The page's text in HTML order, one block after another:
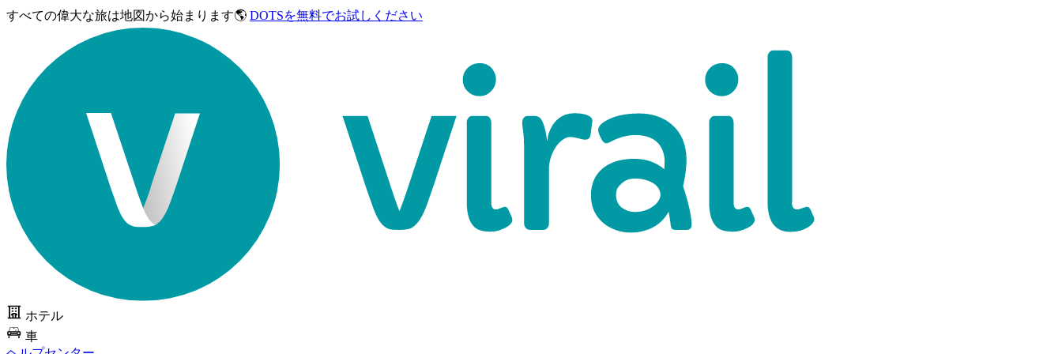
すべての偉大な旅は地図から始まります🌎 DOTSを無料でお試しください
ホテル
車